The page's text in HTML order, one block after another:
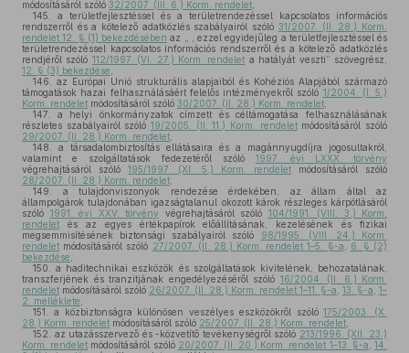
módosításáról szóló 32/2007. (III. 6.) Korm. rendelet
145.
a területfejlesztéssel és a területrendezéssel kapcsolatos információs
rendszerről és a kötelező adatközlés szabályairól szóló 31/2007. (II. 28.) Korm.
rendelet 12. § (1) bekezdésében az „ , ezzel egyidejűleg a területfejlesztéssel és
területrendezéssel kapcsolatos információs rendszerről és a kötelező adatközlés
rendjéről szóló 112/1997. (VI. 27.) Korm. rendelet a hatályát veszti” szövegrész,
12. § (3) bekezdése
146.
az Európai Unió strukturális alapjaiból és Kohéziós Alapjából származó
támogatások hazai felhasználásáért felelős intézményekről szóló 1/2004. (I. 5.)
Korm. rendelet módosításáról szóló 30/2007. (II. 28.) Korm. rendelet
147.
a helyi önkormányzatok címzett és céltámogatása felhasználásának
részletes szabályairól szóló 19/2005. (II. 11.) Korm. rendeletmódosításáról szóló
29/2007. (II. 28.) Korm. rendelet
148.
a társadalombiztosítás ellátásaira és a magánnyugdíjra jogosultakról,
valamint e szolgáltatások fedezetéről szóló 1997. évi LXXX. törvény
végrehajtásáról szóló195/1997. (XI. 5.) Korm. rendeletmódosításáról szóló
28/2007. (II. 28.) Korm. rendelet
149.
a tulajdonviszonyok rendezése érdekében, az állam által az
állampolgárok tulajdonában igazságtalanul okozott károk részleges kárpótlásáról
szóló 1991. évi XXV. törvény végrehajtásáról szóló 104/1991. (VIII. 3.) Korm.
rendelet és az egyes értékpapírok előállításának, kezelésének és fizikai
megsemmisítésének biztonsági szabályairól szóló
98/1995. (VIII. 24.) Korm.
rendelet módosításáról szóló 27/2007. (II. 28.) Korm. rendelet 1–5. §-a
6. § (2)
bekezdése
150.
a haditechnikai eszközök és szolgáltatások kivitelének, behozatalának,
transzferjének és tranzitjának engedélyezéséről szóló 16/2004. (II. 6.) Korm.
rendelet módosításáról szóló 26/2007. (II. 28.) Korm. rendelet 1–11. §-a 13. §-a 1–
2. melléklete
151.
a közbiztonságra különösen veszélyes eszközökről szóló175/2003. (X.
28.) Korm. rendelet módosításáról szóló 25/2007. (II. 28.) Korm. rendelet
152.
az utazásszervező és -közvetítő tevékenységről szóló 213/1996. (XII. 23.)
Korm. rendelet módosításáról szóló 20/2007. (II. 20.) Korm. rendelet 1–13. §-a ,14.